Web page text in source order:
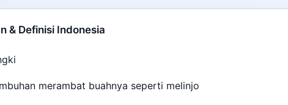
Bahasa Jawa-Indonesia.
& Definisi Indonesia
merambat buahnya seperti melinjo